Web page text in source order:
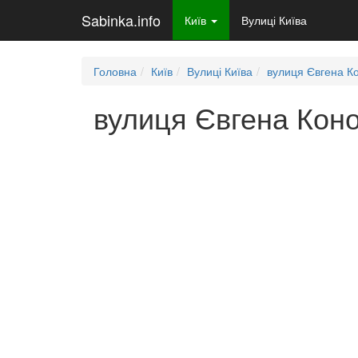
Sabinka.info Київ Вулиці Київа
Головна Київ Вулиці Київа вулиця Євгена
вулиця Євгена